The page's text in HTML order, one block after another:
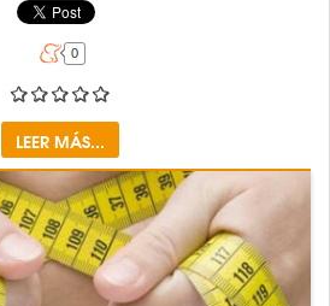
LEER MÁS...